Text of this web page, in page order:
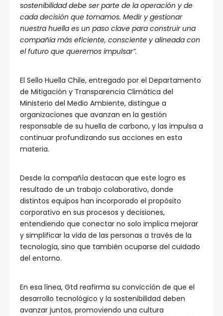
sostenibilidad debe ser parte de la operación y de
cada decisión que tomamos. Medir y gestionar
nuestra huella es un paso clave para construir una
compañía más eficiente, consciente y alineada con
el futuro que queremos impulsar”.
El Sello Huella Chile, entregado por el Departamento
de Mitigación y Transparencia Climática del
Ministerio del Medio Ambiente, distingue a
organizaciones que avanzan en la gestión
responsable de su huella de carbono, y las impulsa a
continuar profundizando sus acciones en esta
materia.
Desde la compañía destacan que este logro es
resultado de un trabajo colaborativo, donde
distintos equipos han incorporado el propósito
corporativo en sus procesos y decisiones,
entendiendo que conectar no solo implica mejorar
y simplificar la vida de las personas a través de la
tecnología, sino que también ocuparse del cuidado
del entorno.
En esa línea, Gtd reafirma su convicción de que el
desarrollo tecnológico y la sostenibilidad deben
avanzar juntos, promoviendo una cultura